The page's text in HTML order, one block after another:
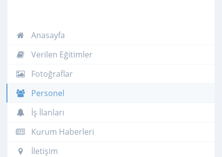
Anasayfa
Verilen Eğitimler
Fotoğraflar
Personel
İş İlanları
Kurum Haberleri
İletişim